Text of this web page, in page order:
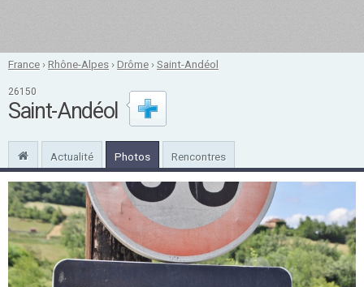
France ›Rhône-Alpes ›Drôme ›Saint-Andéol
26150
Saint-Andéol
Actualité Photos Rencontres